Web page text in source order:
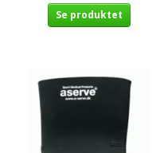
Se produktet